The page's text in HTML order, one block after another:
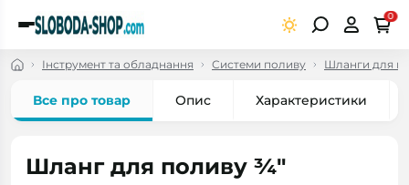
0
Інструмент та обладнання Системи поливу Шланги для
Все про товар Опис Характеристики
Шланг для поливу ¾"